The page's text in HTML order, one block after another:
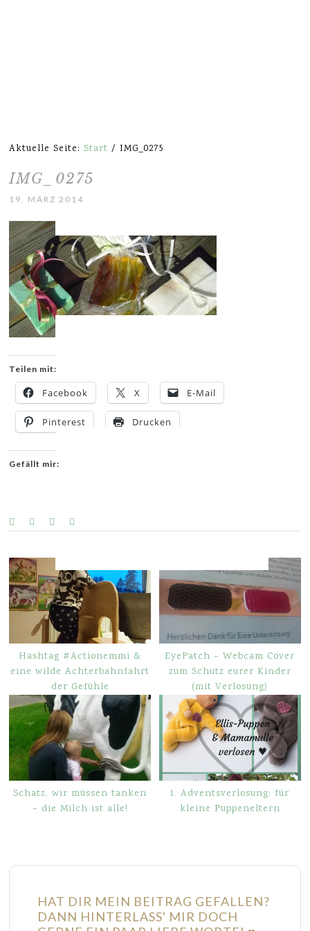
Aktuelle Seite:Start / IMG_0275
IMG_0275
19. MÄRZ 2014
Teilen mit:
Facebook X E-Mail
Pinterest Drucken
Gefällt mir:
Hashtag #Actionemmi &
eine wilde Achterbahnfahrt
der Gefühle
EyePatch – Webcam Cover
zum Schutz eurer Kinder
(mit Verlosung)
Schatz, wir müssen tanken
– die Milch ist alle!
1. Adventsverlosung: für
kleine Puppeneltern
HAT DIR MEIN BEITRAG GEFALLEN?
DANN HINTERLASS' MIR DOCH